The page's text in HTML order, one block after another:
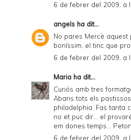
6 de febrer del 2009, a
angels ha dit...
No pares Mercè
boníssim, el tinc que
6 de febrer del 2009, a
Maria ha dit...
Curiós amb tres
Abans tots els
philadelphia. Fas tanta
no et puc dir... el
em dones temps...
6 de febrer del 2009, a